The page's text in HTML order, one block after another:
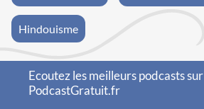
Hindouisme
Ecoutez les meilleurs podcasts sur
PodcastGratuit.fr